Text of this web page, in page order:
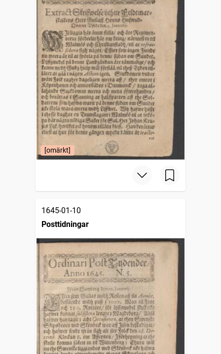
[omärkt]
1645-01-10
Posttidningar